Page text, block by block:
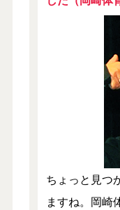
ちょっと見つ
ますね。岡崎